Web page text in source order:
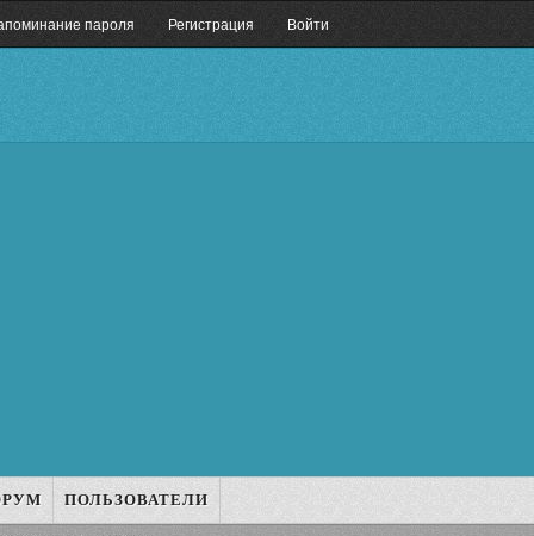
пароля Регистрация Войти
ПОЛЬЗОВАТЕЛИ